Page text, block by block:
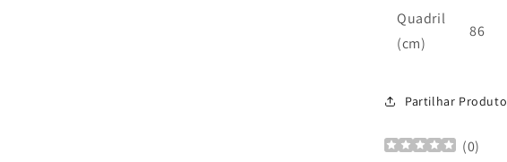
Quadril
(cm)
86
SKU:Partilhar Produto
(0)